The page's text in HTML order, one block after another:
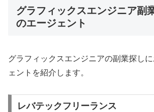
グラフィックスエンジニア副
のエージェント
グラフィックスエンジニアの副業探し
ェントを紹介します。
レバテックフリーランス